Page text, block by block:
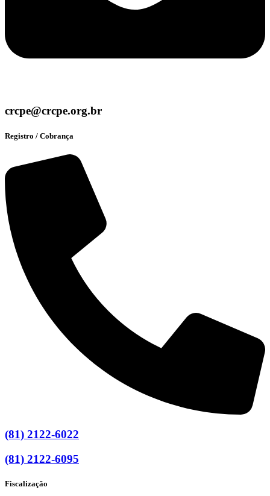
crcpe@crcpe.org.br
Registro / Cobrança
(81) 2122-6022
(81) 2122-6095
Fiscalização